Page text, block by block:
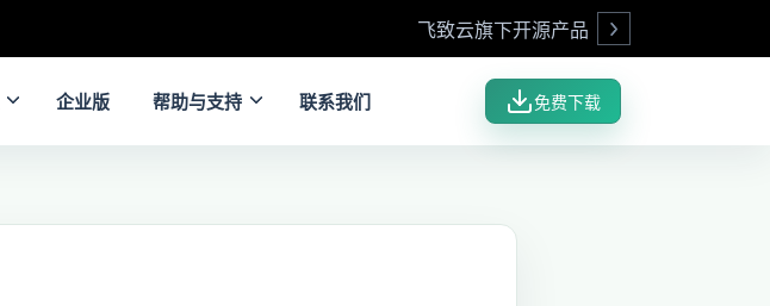
飞致云旗下开源产品 Open
企业版 帮助与支持 联系我们 免费下载